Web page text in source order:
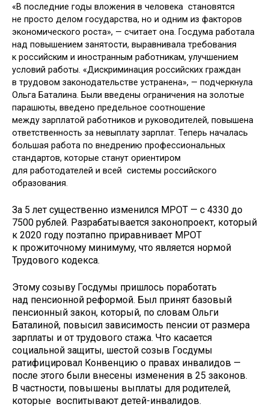
«В последние годы вложения в человека становятся
не просто делом государства, но и одним из факторов
экономического роста», — считает она. Госдума работала
над повышением занятости, выравнивала требования
к российским и иностранным работникам, улучшением
условий работы. «Дискриминация российских граждан
в трудовом законодательстве устранена», — подчеркнула
Ольга Баталина. Были введены ограничения на золотые
парашюты, введено предельное соотношение
между зарплатой работников и руководителей, повышена
ответственность за невыплату зарплат. Теперь началась
большая работа по внедрению профессиональных
стандартов, которые станут ориентиром
для работодателей и всей системы российского
образования.
За 5 лет существенно изменился МРОТ — с 4330 до
7500 рублей. Разрабатывается законопроект, который
к 2020 году поэтапно приравнивает МРОТ
к прожиточному минимуму, что является нормой
Трудового кодекса.
Этому созыву Госдумы пришлось поработать
над пенсионной реформой. Был принят базовый
пенсионный закон, который, по словам Ольги
Баталиной, повысил зависимость пенсии от размера
зарплаты и от трудового стажа. Что касается
социальной защиты, шестой созыв Госдумы
ратифицировал Конвенцию о правах инвалидов —
после этого были внесены изменения в 25 законов.
В частности, повышены выплаты для родителей,
которые воспитывают детей-инвалидов.